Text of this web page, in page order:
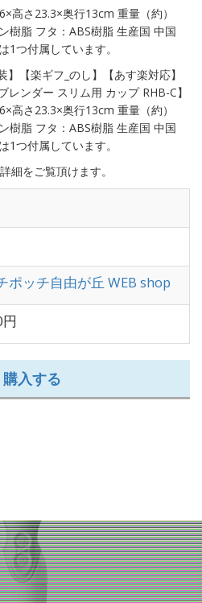
高さ23.3×奥行13cm 重量（約）
樹脂 フタ：ABS樹脂 生産国 中国
1つ付属しています。
【楽ギフ_のし】【あす楽対応】
レンダー スリム用 カップ RHB-C】
高さ23.3×奥行13cm 重量（約）
樹脂 フタ：ABS樹脂 生産国 中国
1つ付属しています。
細をご覧頂けます。
ポッチ自由が丘 WEB shop
購入する